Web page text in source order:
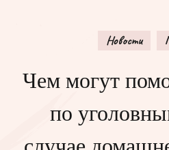
Новости
Чем могут
по